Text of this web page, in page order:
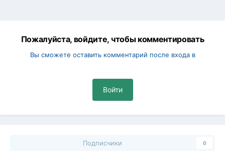
Пожалуйста, войдите, чтобы комментировать
Вы сможете оставить комментарий после входа в
Войти
Подписчики 0